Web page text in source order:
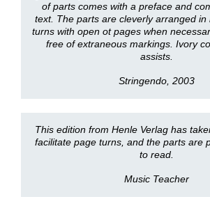
of parts comes with a preface and
text. The parts are cleverly arranged in
turns with open ot pages when
free of extraneous markings. Ivory
assists.
Stringendo, 2003
This edition from Henle Verlag has
facilitate page turns, and the parts are
to read.
Music Teacher